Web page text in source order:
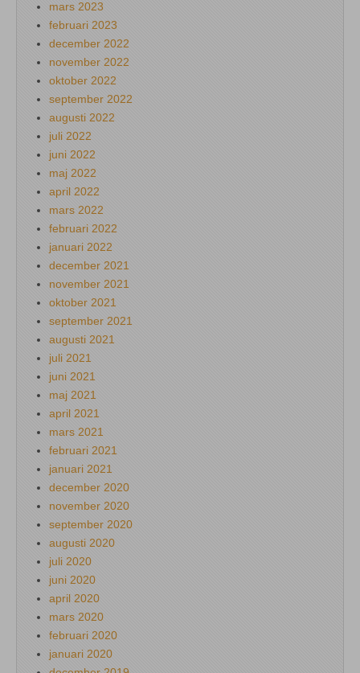
mars 2023
februari 2023
december 2022
november 2022
oktober 2022
september 2022
augusti 2022
juli 2022
juni 2022
maj 2022
april 2022
mars 2022
februari 2022
januari 2022
december 2021
november 2021
oktober 2021
september 2021
augusti 2021
juli 2021
juni 2021
maj 2021
april 2021
mars 2021
februari 2021
januari 2021
december 2020
november 2020
september 2020
augusti 2020
juli 2020
juni 2020
april 2020
mars 2020
februari 2020
januari 2020